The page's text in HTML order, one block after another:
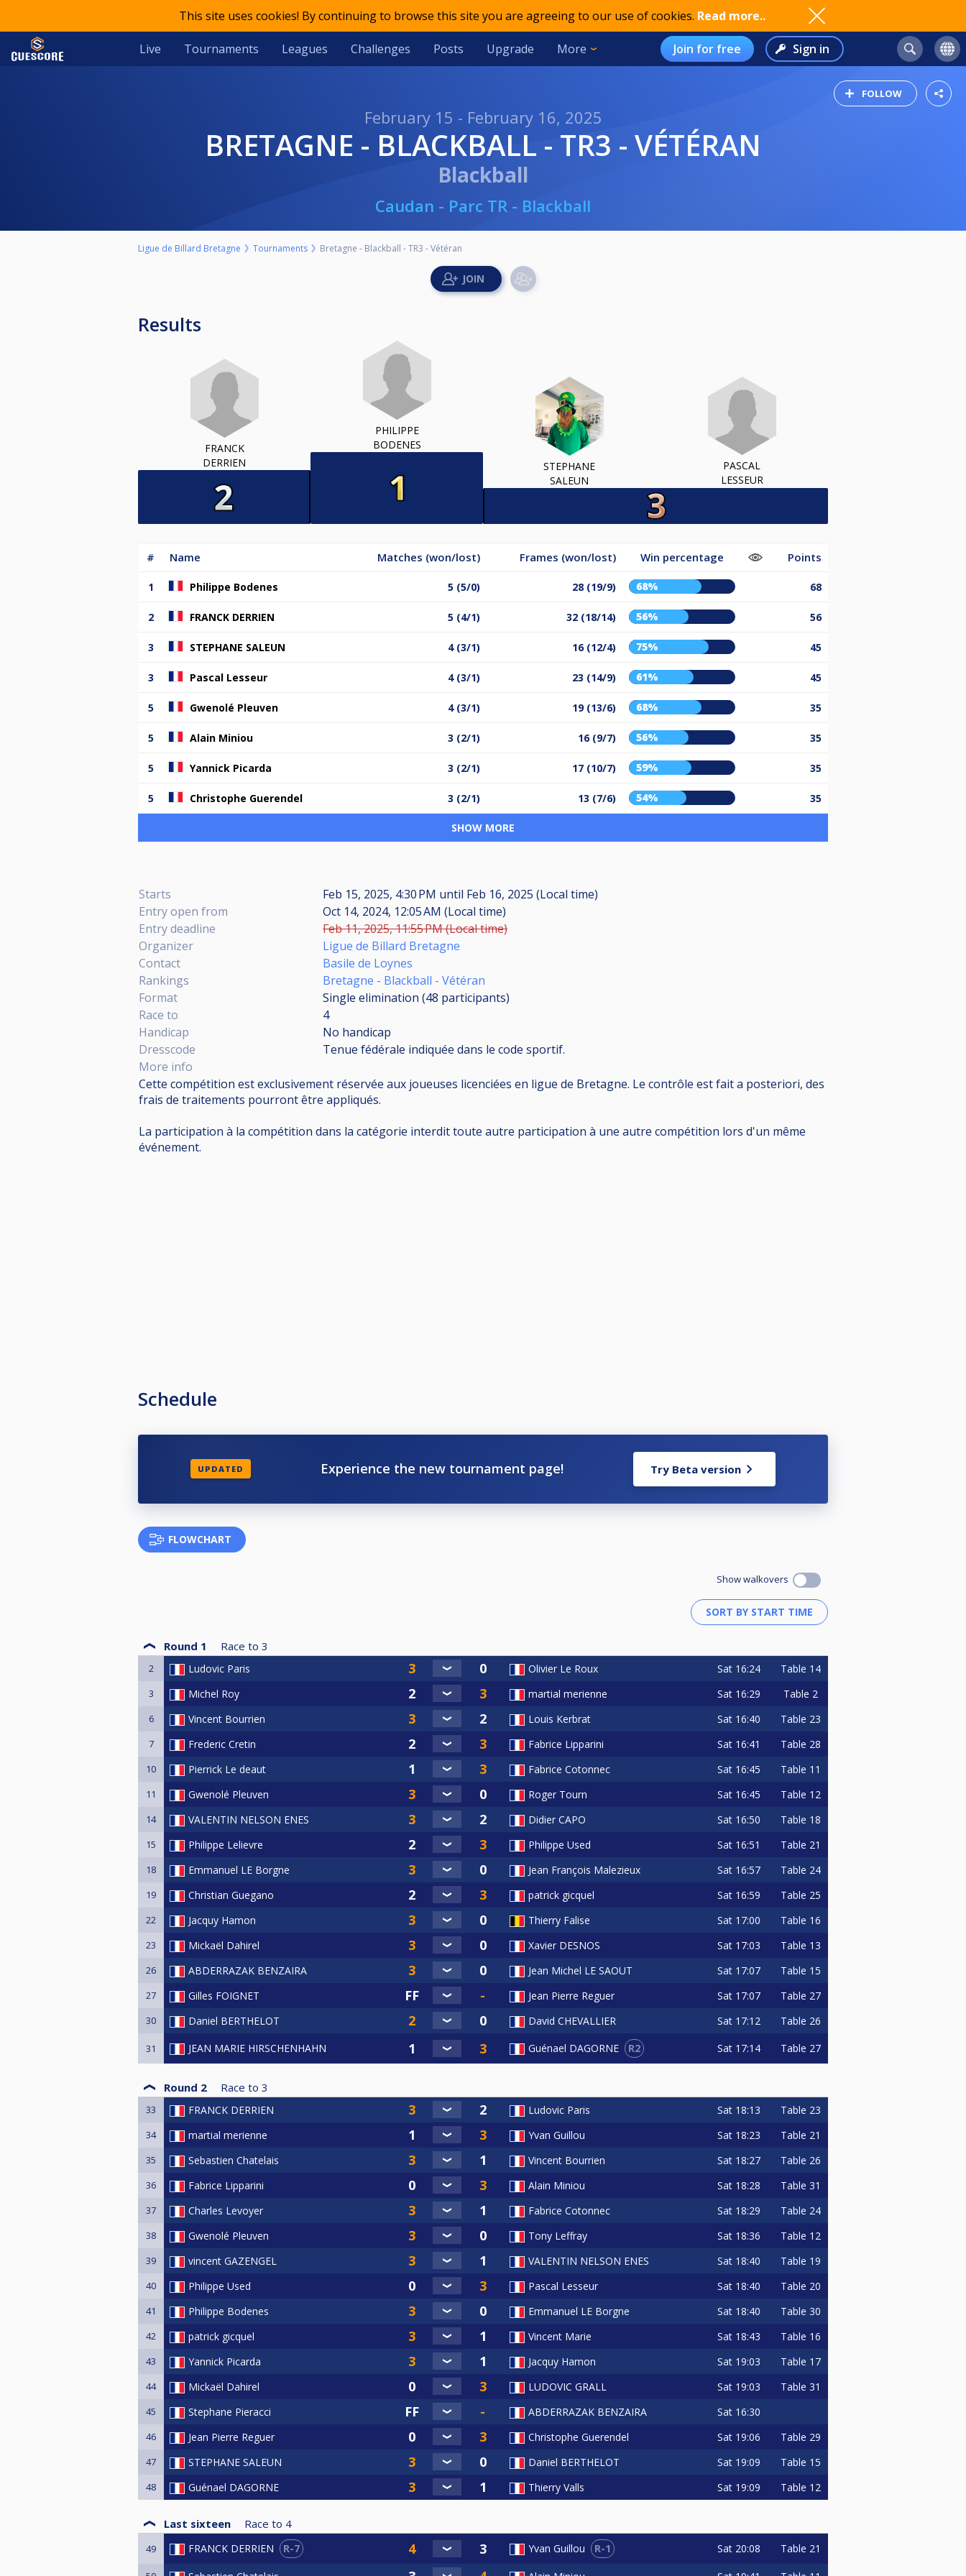
This site uses cookies! By continuing to browse this site you are agreeing to our use of cookies. Read more..
Live Tournaments Leagues Challenges Posts Upgrade More Join for free Sign in
FOLLOW
February 15 - February 16, 2025
BRETAGNE - BLACKBALL - TR3 - VÉTÉRAN
Blackball
Caudan - Parc TR - Blackball
Ligue de Billard Bretagne Tournaments Bretagne - Blackball - TR3 - Vétéran
Results
FRANCK
DERRIEN
PHILIPPE
BODENES
STEPHANE
SALEUN
PASCAL
LESSEUR
# Name Matches (won/lost) Frames (won/lost) Win percentage Points
1 Philippe Bodenes 5 (5/0) 28 (19/9) 68% 68
2 FRANCK DERRIEN 5 (4/1) 32 (18/14) 56% 56
3 STEPHANE SALEUN 4 (3/1) 16 (12/4) 75% 45
3 Pascal Lesseur 4 (3/1) 23 (14/9) 61% 45
5 Gwenolé Pleuven 4 (3/1) 19 (13/6) 68% 35
5 Alain Miniou 3 (2/1) 16 (9/7) 56% 35
5 Yannick Picarda 3 (2/1) 17 (10/7) 59% 35
5 Christophe Guerendel 3 (2/1) 13 (7/6) 54% 35
SHOW MORE
Starts Feb 15, 2025, 4:30 PM until Feb 16, 2025 (Local time)
Entry open from
Oct 14, 2024, 12:05 AM (Local time)
Entry deadline
Feb 11, 2025, 11:55 PM (Local time)
Organizer
Ligue de Billard Bretagne
Contact
Basile de Loynes
Rankings
Bretagne - Blackball - Vétéran
Format
Single elimination (48 participants)
Race to
4
Handicap
No handicap
Dresscode
Tenue fédérale indiquée dans le code sportif.
More info
Cette compétition est exclusivement réservée aux joueuses licenciées en ligue de Bretagne. Le contrôle est fait a posteriori, des
frais de traitements pourront être appliqués.
La participation à la compétition dans la catégorie interdit toute autre participation à une autre compétition lors d'un même
événement.
Schedule
UPDATED Experience the new tournament page! Try Beta version
FLOWCHART
Show walkovers
Round 1 Race to 3
2 Ludovic Paris Olivier Le Roux Sat 16:24 Table 14
3 Michel Roy martial merienne Sat 16:29 Table 2
6 Vincent Bourrien Louis Kerbrat Sat 16:40 Table 23
7 Frederic Cretin Fabrice Lipparini Sat 16:41 Table 28
10 Pierrick Le deaut Fabrice Cotonnec Sat 16:45 Table 11
11 Gwenolé Pleuven Roger Tourn Sat 16:45 Table 12
14 VALENTIN NELSON ENES Didier CAPO Sat 16:50 Table 18
15 Philippe Lelievre Philippe Used Sat 16:51 Table 21
18 Emmanuel LE Borgne Jean François Malezieux Sat 16:57 Table 24
19 Christian Guegano patrick gicquel Sat 16:59 Table 25
22 Jacquy Hamon Thierry Falise Sat 17:00 Table 16
23 Mickaël Dahirel Xavier DESNOS Sat 17:03 Table 13
26 ABDERRAZAK BENZAIRA Jean Michel LE SAOUT Sat 17:07 Table 15
27 Gilles FOIGNET Jean Pierre Reguer Sat 17:07 Table 27
30 Daniel BERTHELOT David CHEVALLIER Sat 17:12 Table 26
31 JEAN MARIE HIRSCHENHAHN Guénael DAGORNE R2 Sat 17:14 Table 27
Round 2 Race to 3
33 FRANCK DERRIEN Ludovic Paris Sat 18:13 Table 23
34 martial merienne Yvan Guillou Sat 18:23 Table 21
35 Sebastien Chatelais Vincent Bourrien Sat 18:27 Table 26
36 Fabrice Lipparini Alain Miniou Sat 18:28 Table 31
37 Charles Levoyer Fabrice Cotonnec Sat 18:29 Table 24
38 Gwenolé Pleuven Tony Leffray Sat 18:36 Table 12
39 vincent GAZENGEL VALENTIN NELSON ENES Sat 18:40 Table 19
40 Philippe Used Pascal Lesseur Sat 18:40 Table 20
41 Philippe Bodenes Emmanuel LE Borgne Sat 18:40 Table 30
42 patrick gicquel Vincent Marie Sat 18:43 Table 16
43 Yannick Picarda Jacquy Hamon Sat 19:03 Table 17
44 Mickaël Dahirel LUDOVIC GRALL Sat 19:03 Table 31
45 Stephane Pieracci ABDERRAZAK BENZAIRA Sat 16:30
46 Jean Pierre Reguer Christophe Guerendel Sat 19:06 Table 29
47 STEPHANE SALEUN Daniel BERTHELOT Sat 19:09 Table 15
48 Guénael DAGORNE Thierry Valls Sat 19:09 Table 12
Last sixteen Race to 4
49 FRANCK DERRIEN R-7 Yvan Guillou R-1 Sat 20:08 Table 21